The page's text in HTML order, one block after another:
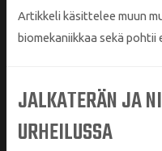
Artikkeli käsittelee muun
biomekaniikkaa sekä
JALKATERÄN JA
URHEILUSSA